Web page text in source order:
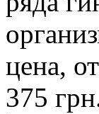
цена,
375